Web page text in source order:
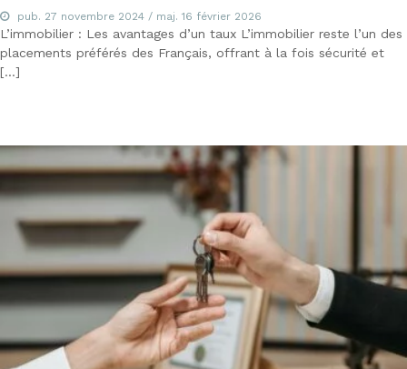
pub. 27 novembre 2024 / maj. 16 février 2026
L’immobilier : Les avantages d’un taux L’immobilier reste l’un des
placements préférés des Français, offrant à la fois sécurité et
[…]